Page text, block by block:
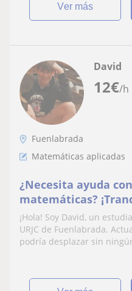
ver más
12€/h
David
Fuenlabrada
Matemáticas aplicadas
¿Necesita ayuda
matemáticas?
¡Hola! Soy David, un
URJC de Fuenlabrada.
podría desplazar sin